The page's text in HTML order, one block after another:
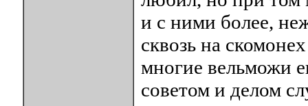
и с ними более,
сквозь на
многие вельможи
советом и делом